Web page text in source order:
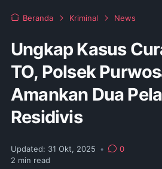
Beranda Kriminal News
Ungkap Kasus
TO, Polsek
Amankan Dua
Residivis
Updated: 31 Okt, 2025 •
0
2 min read